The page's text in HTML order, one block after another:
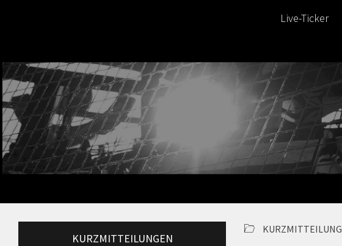
Live-Ticker
KURZMITTEILUNG
KURZMITTEILUNGEN